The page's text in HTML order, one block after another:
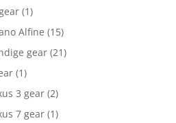
(1)
Alfine (15)
gear (21)
(1)
3 gear (2)
7 gear (1)